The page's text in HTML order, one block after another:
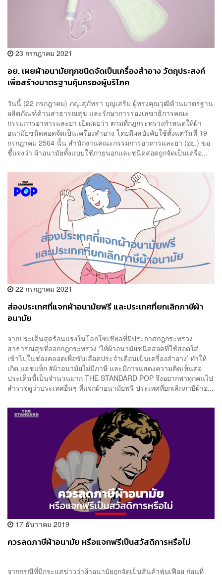
23 กรกฎาคม 2021
อย. เผยผ้าอนามัยทุกชนิดจัดเป็นเครื่องสำอาง วัตถุประสงค์
เพื่อสร้างมาตรฐานคุ้มครองผู้บริโภค
วันนี้ (22 กรกฎาคม) ภญ.สุภัทรา บุญเสริม ผู้ทรงคุณวุฒิด้านมาตรฐาน
ผลิตภัณฑ์ด้านสาธารณสุข และรักษาการรองเลขาธิการคณะ
กรรมการอาหารและยา เปิดเผยว่า ตามที่กฎกระทรวงกำหนดให้ผ้า
อนามัยชนิดสอดจัดเป็นเครื่องสำอาง โดยมีผลบังคับใช้ตั้งแต่วันที่ 19
กรกฎาคม 2564 นั้น สำนักงานคณะกรรมการอาหารและยา (อย.) ขอ
ชี้แจงว่า ผ้าอนามัยทั้งแบบใช้ภายนอกและชนิดสอดถูกจัดเป็นเครื่อ...
22 กรกฎาคม 2021
ส่องประเทศที่แจกผ้าอนามัยฟรี และประเทศที่ยกเลิกภาษีผ้า
อนามัย
จากประเด็นสุดร้อนแรงในโลกโซเชียลที่มีประกาศกฎกระทรวง
สาธารณสุขที่ออกกฎกระทรวง ‘ให้ผ้าอนามัยชนิดสอดที่ใช้สอดใส่
เข้าไปในช่องคลอดเพื่อซับเลือดประจำเดือนเป็นเครื่องสำอาง’ ทำให้
เกิด แฮชแท็ก #ผ้าอนามัยไม่มีภาษี และมีการแสดงความคิดเห็นต่อ
ประเด็นนี้เป็นจำนวนมาก THE STANDARD POP จึงอยากพาทุกคนไป
สำรวจดูว่าประเทศอื่นๆ ที่แจกผ้าอนามัยฟรี ประเทศที่ยกเลิกภาษีผ้าอ...
17 ธันวาคม 2019
ควรลดภาษีผ้าอนามัย หรือแจกฟรีเป็นสวัสดิการหรือไม่
จากกรณีที่มีกระแสข่าวว่าผ้าอนามัยถูกจัดเป็นสินค้าฟุ่มเฟือย ก่อนที่